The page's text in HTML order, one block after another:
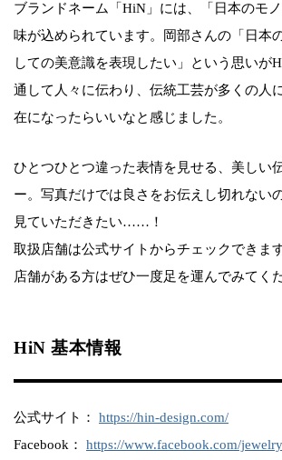
ブランドネーム「HiN」には、「日本のモ
味が込められています。岡部さんの「日本
しての美意識を表現したい」という思いが
通して人々に伝わり、伝統工芸が多くの人
在になったらいいなと感じました。
ひとつひとつ違った表情を見せる、美しい
ー。写真だけでは良さをお伝えし切れない
見ていただきたい……！
取扱店舗は公式サイトからチェックできま
店舗がある方はぜひ一度足を運んでみてく
HiN 基本情報
公式サイト： https://hin-design.com/
Facebook： https://www.facebook.com/